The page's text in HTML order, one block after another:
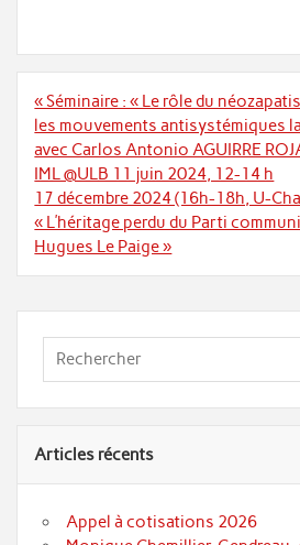
Navigation
de
l’article
« Séminaire : « Le rôle du
les mouvements antisystémiques
avec Carlos Antonio AGUIRRE
IML @ULB 11 juin 2024, 12-14 h
17 décembre 2024 (16h-18h, U-
« L’héritage perdu du Parti
Hugues Le Paige »
Articles récents
Appel à cotisations 2026